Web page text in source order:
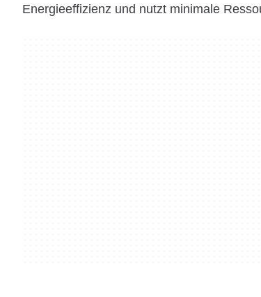
Energieeffizienz und nutzt minimale